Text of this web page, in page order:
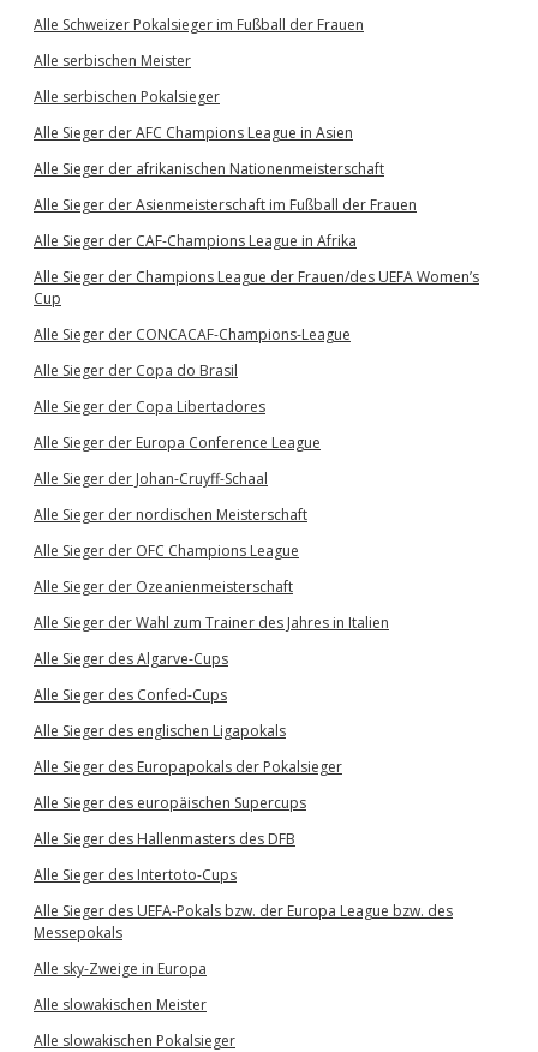
Alle Schweizer Pokalsieger im Fußball der Frauen
Alle serbischen Meister
Alle serbischen Pokalsieger
Alle Sieger der AFC Champions League in Asien
Alle Sieger der afrikanischen Nationenmeisterschaft
Alle Sieger der Asienmeisterschaft im Fußball der Frauen
Alle Sieger der CAF-Champions League in Afrika
Alle Sieger der Champions League der Frauen/des UEFA Women’s
Cup
Alle Sieger der CONCACAF-Champions-League
Alle Sieger der Copa do Brasil
Alle Sieger der Copa Libertadores
Alle Sieger der Europa Conference League
Alle Sieger der Johan-Cruyff-Schaal
Alle Sieger der nordischen Meisterschaft
Alle Sieger der OFC Champions League
Alle Sieger der Ozeanienmeisterschaft
Alle Sieger der Wahl zum Trainer des Jahres in Italien
Alle Sieger des Algarve-Cups
Alle Sieger des Confed-Cups
Alle Sieger des englischen Ligapokals
Alle Sieger des Europapokals der Pokalsieger
Alle Sieger des europäischen Supercups
Alle Sieger des Hallenmasters des DFB
Alle Sieger des Intertoto-Cups
Alle Sieger des UEFA-Pokals bzw. der Europa League bzw. des
Messepokals
Alle sky-Zweige in Europa
Alle slowakischen Meister
Alle slowakischen Pokalsieger